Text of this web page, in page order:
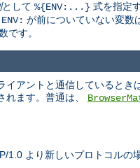
として %{ENV:...} 式を指定
ENV: が前についていない変数
です。
アントと通信していると
れます。普通は、
1.0 より新しいプロトコルの